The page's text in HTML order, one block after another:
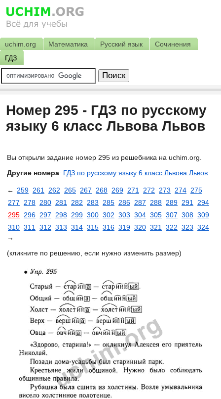
uchim.org Математика Русский язык
Сочинения
ГДЗ
Номер 295 - ГДЗ по русскому
языку 6 класс Львова Львов
Вы открыли задание номер 295 из решебника на uchim.org.
Другие номера: ГДЗ по русскому языку 6 класс Львова Львов
← 259 261 262 265 267 268 269 271 272 273 274 275
277
278 280 281 282 283 285 286 287 288 289 291
294
295 296 297 298 299 300 302 303 304 305 307 308 309
310 311 312 313 314 315 316 319 320 321 322 323 324
→
(кликните по решению, если нужно изменить размер)